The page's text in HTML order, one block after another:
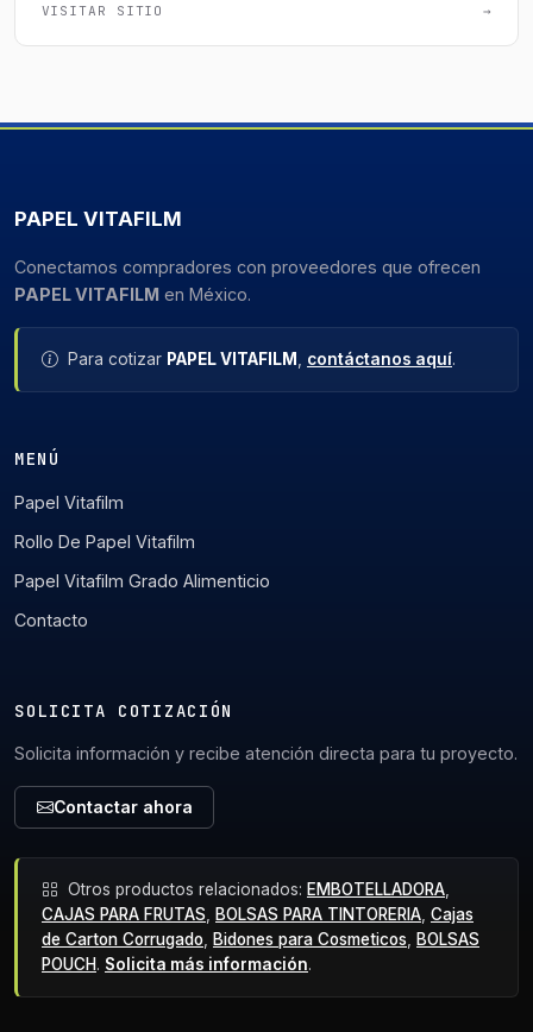
VISITAR SITIO →
PAPEL VITAFILM
Conectamos compradores con proveedores que ofrecen
PAPEL VITAFILM en México.
Para cotizar PAPEL VITAFILM contáctanos aquí.
MENÚ
Papel Vitafilm
Rollo De Papel Vitafilm
Papel Vitafilm Grado Alimenticio
Contacto
SOLICITA COTIZACIÓN
Solicita información y recibe atención directa para tu proyecto.
Contactar ahora
Otros productos relacionados: EMBOTELLADORA,
CAJAS PARA FRUTAS, BOLSAS PARA TINTORERIA, Cajas
de Carton Corrugado, Bidones para Cosmeticos, BOLSAS
POUCH. Solicita más información.